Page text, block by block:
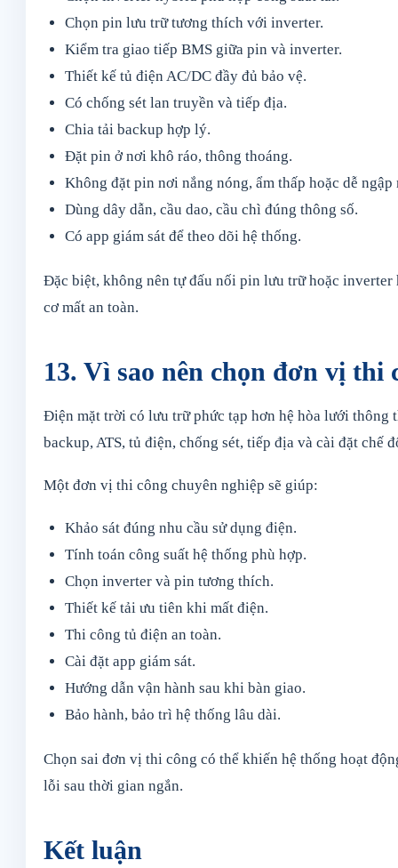
Chọn pin lưu trữ tương thích với inverter.
Kiểm tra giao tiếp BMS giữa pin và inverter.
Thiết kế tủ điện AC/DC đầy đủ bảo vệ.
Có chống sét lan truyền và tiếp địa.
Chia tải backup hợp lý.
Đặt pin ở nơi khô ráo, thông thoáng.
Không đặt pin nơi nắng nóng, ẩm thấp hoặc dễ ngập
Dùng dây dẫn, cầu dao, cầu chì đúng thông số.
Có app giám sát để theo dõi hệ thống.
Đặc biệt, không nên tự đấu nối pin lưu trữ hoặc
cơ mất an toàn.
13. Vì sao nên chọn đơn vị thi
Điện mặt trời có lưu trữ phức tạp hơn hệ hòa lưới
backup, ATS, tủ điện, chống sét, tiếp địa và cài đặt chế
Một đơn vị thi công chuyên nghiệp sẽ giúp:
Khảo sát đúng nhu cầu sử dụng điện.
Tính toán công suất hệ thống phù hợp.
Chọn inverter và pin tương thích.
Thiết kế tải ưu tiên khi mất điện.
Thi công tủ điện an toàn.
Cài đặt app giám sát.
Hướng dẫn vận hành sau khi bàn giao.
Bảo hành, bảo trì hệ thống lâu dài.
Chọn sai đơn vị thi công có thể khiến hệ thống hoạt
lỗi sau thời gian ngắn.
Kết luận